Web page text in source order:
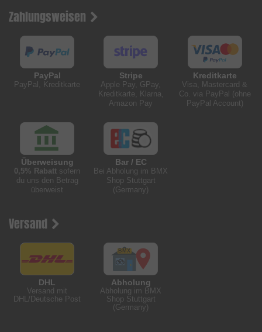
Zahlungsweisen
PayPal
PayPal, Kreditkarte
Stripe
Apple Pay, GPay,
Kreditkarte, Klarna,
Amazon Pay
Kreditkarte
Visa, Mastercard &
Co. via PayPal (ohne
PayPal Account)
Überweisung
0,5% Rabatt sofern
du uns den Betrag
überweist
Bar / EC
Bei Abholung im BMX
Shop Stuttgart
(Germany)
Versand
DHL
Versand mit
DHL/Deutsche Post
Abholung
Abholung im BMX
Shop Stuttgart
(Germany)